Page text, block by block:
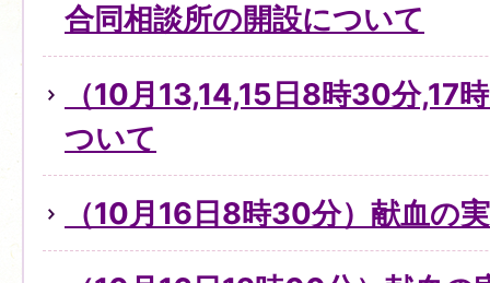
合同相談所の開設について
（10月13,14,15日8時30分,17
ついて
（10月16日8時30分）献血の